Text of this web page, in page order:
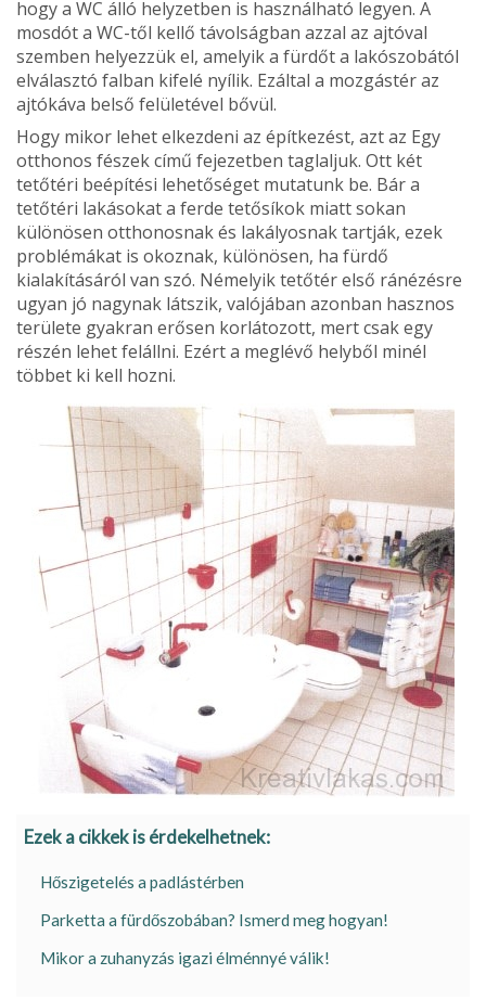
hogy a WC álló helyzetben is használható legyen. A
mosdót a WC-től kellő távolságban azzal az ajtóval
szemben helyezzük el, amelyik a fürdőt a lakószobától
elválasztó falban kifelé nyílik. Ezáltal a mozgástér az
ajtókáva belső felületével bővül.
Hogy mikor lehet elkezdeni az építkezést, azt az Egy
otthonos fészek című fejezetben taglaljuk. Ott két
tetőtéri beépítési lehetőséget mutatunk be. Bár a
tetőtéri lakásokat a ferde tetősíkok miatt sokan
különösen otthonosnak és lakályosnak tartják, ezek
problémákat is okoznak, különösen, ha fürdő
kialakításáról van szó. Némelyik tetőtér első ránézésre
ugyan jó nagynak látszik, valójában azonban hasznos
területe gyakran erősen korlátozott, mert csak egy
részén lehet felállni. Ezért a meglévő helyből minél
többet ki kell hozni.
Ezek a cikkek is érdekelhetnek:
Hőszigetelés a padlástérben
Parketta a fürdőszobában? Ismerd meg hogyan!
Mikor a zuhanyzás igazi élménnyé válik!